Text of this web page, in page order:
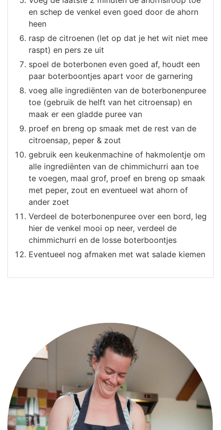
en schep de venkel even goed door de ahorn
heen
rasp de citroenen (let op dat je het wit niet mee
raspt) en pers ze uit
spoel de boterbonen even goed af, houdt een
paar boterboontjes apart voor de garnering
voeg alle ingrediënten van de boterbonenpuree
toe (gebruik de helft van het citroensap) en
maak er een gladde puree van
proef en breng op smaak met de rest van de
citroensap, peper & zout
gebruik een keukenmachine of hakmolentje om
alle ingrediënten van de chimmichurri aan toe
te voegen, maal grof, proef en breng op smaak
met peper, zout en eventueel wat ahorn of
ander zoet
Verdeel de boterbonenpuree over een bord, leg
hier de venkel mooi op neer, verdeel de
chimmichurri en de losse boterboontjes
Eventueel nog afmaken met wat salade kiemen